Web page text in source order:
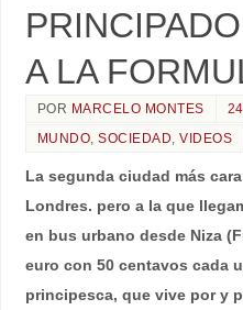
A LA
POR MARCELO MONTES
MUNDO,SOCIEDAD,VIDEOS
La segunda ciudad más
Londres. pero a la que
en bus urbano desde Niza
euro con 50 centavos cada
principesca, que vive por y